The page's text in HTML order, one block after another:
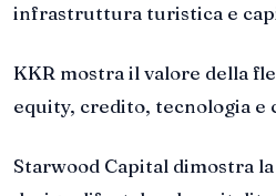
infrastruttura turistica e
KKR mostra il valore della
equity, credito, tecnologia e
Starwood Capital dimostra